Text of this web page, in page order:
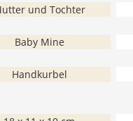
und Tochter
Baby Mine
Handkurbel